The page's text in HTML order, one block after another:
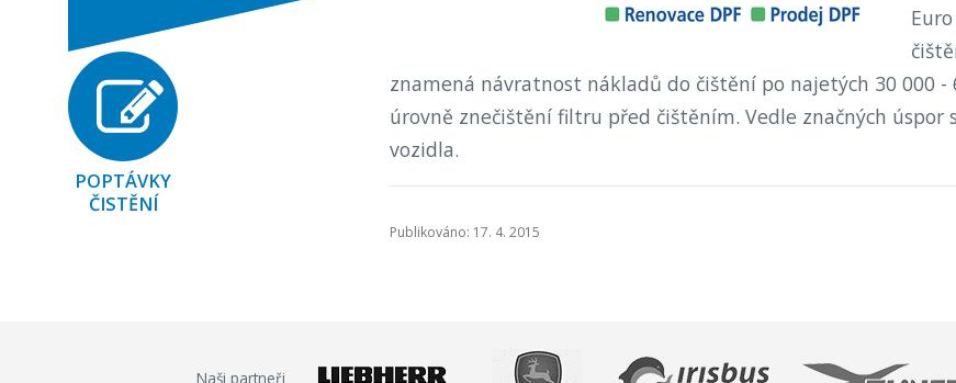
znamená návratnost nákladů do čištění po najetých 30 000
úrovně znečištění filtru před čištěním. Vedle značných
vozidla.
Publikováno: 17. 4. 2015
POPTÁVKY
ČISTĚNÍ
Naši partneři